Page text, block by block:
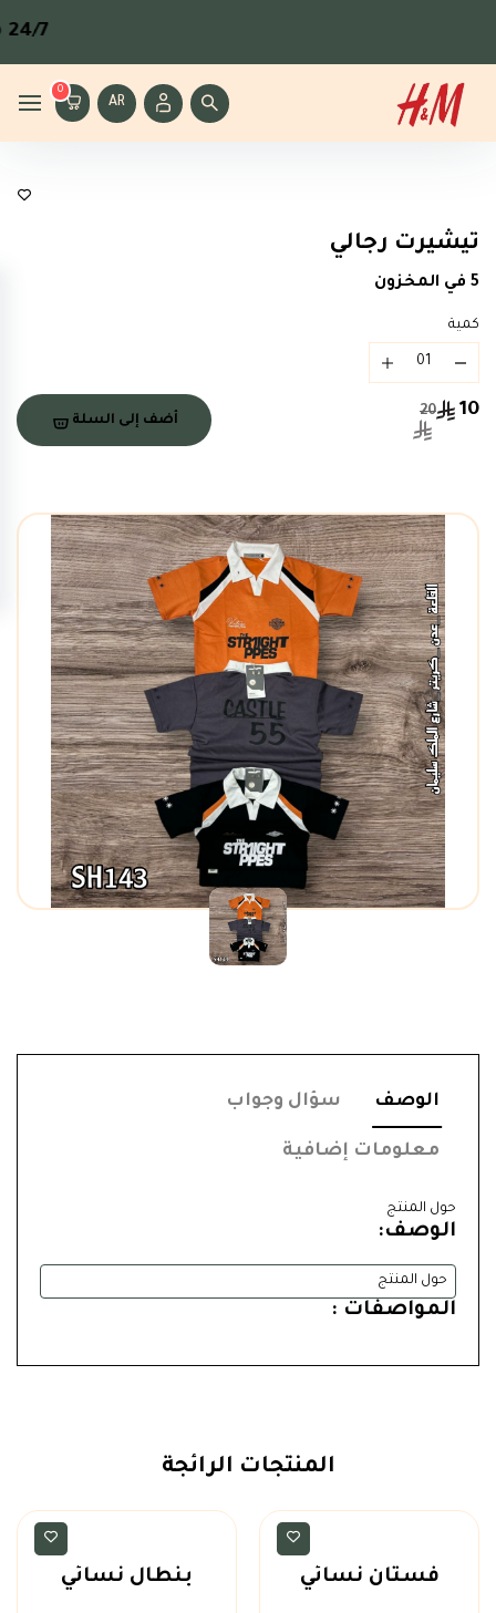
24/7
AR
0
تيشيرت رجالي
5 في المخزون
كمية
10
20
أضف إلى السلة
الوصف سؤال وجواب
معلومات إضافية
حول المنتج
الوصف:
حول المنتج
المواصفات :
المنتجات الرائجة
فستان نسائي بنطال نسائي